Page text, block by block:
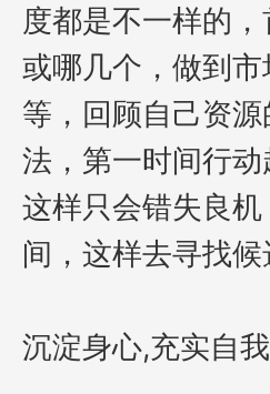
度都是不一样的
或哪几个，做到市
等，回顾自己资
法，第一时间行
这样只会错失良
间，这样去寻找候
沉淀身心,充实自我